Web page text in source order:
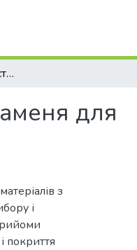
Вибір і раціональне застосування природного каменя для внутрішнього опорядження будівель
для
з
і
покриття